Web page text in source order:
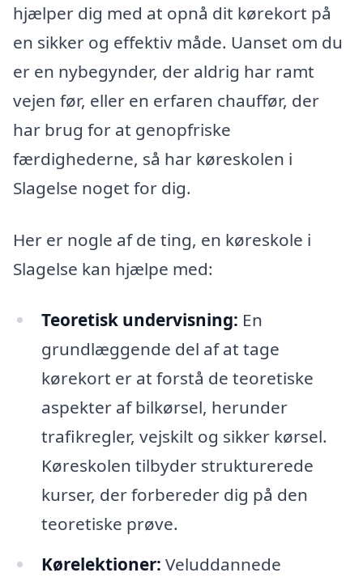
hjælper dig med at opnå dit kørekort på
en sikker og effektiv måde. Uanset om du
er en nybegynder, der aldrig har ramt
vejen før, eller en erfaren chauffør, der
har brug for at genopfriske
færdighederne, så har køreskolen i
Slagelse noget for dig.
Her er nogle af de ting, en køreskole i
Slagelse kan hjælpe med:
Teoretisk undervisning: En
grundlæggende del af at tage
kørekort er at forstå de teoretiske
aspekter af bilkørsel, herunder
trafikregler, vejskilt og sikker kørsel.
Køreskolen tilbyder strukturerede
kurser, der forbereder dig på den
teoretiske prøve.
Kørelektioner: Veluddannede